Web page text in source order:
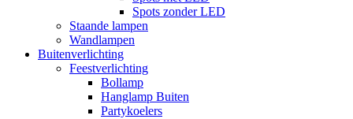
Spots zonder LED
Staande lampen
Wandlampen
Buitenverlichting
Feestverlichting
Bollamp
Hanglamp Buiten
Partykoelers